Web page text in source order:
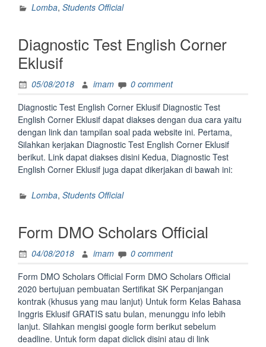
Lomba, Students Official
Diagnostic Test English Corner
Eklusif
05/08/2018 imam
0 comment
Diagnostic Test English Corner Eklusif Diagnostic Test
English Corner Eklusif dapat diakses dengan dua cara yaitu
dengan link dan tampilan soal pada website ini. Pertama,
Silahkan kerjakan Diagnostic Test English Corner Eklusif
berikut. Link dapat diakses disini Kedua, Diagnostic Test
English Corner Eklusif juga dapat dikerjakan di bawah ini:
Lomba, Students Official
Form DMO Scholars Official
04/08/2018 imam
0 comment
Form DMO Scholars Official Form DMO Scholars Official
2020 bertujuan pembuatan Sertifikat SK Perpanjangan
kontrak (khusus yang mau lanjut) Untuk form Kelas Bahasa
Inggris Eklusif GRATIS satu bulan, menunggu info lebih
lanjut. Silahkan mengisi google form berikut sebelum
deadline. Untuk form dapat diclick disini atau di link